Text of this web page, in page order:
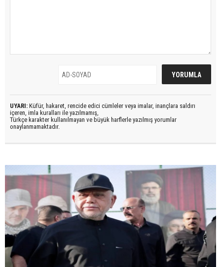
UYARI: Küfür, hakaret, rencide edici cümleler veya imalar, inançlara saldırı
içeren, imla kuralları ile yazılmamış,
Türkçe karakter kullanılmayan ve büyük harflerle yazılmış yorumlar
onaylanmamaktadır.